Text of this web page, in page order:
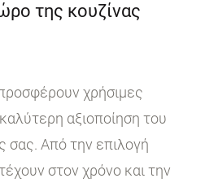
της κουζίνας
χρήσιμες
αξιοποίηση του
σας. Από την επιλογή
στον χρόνο και την